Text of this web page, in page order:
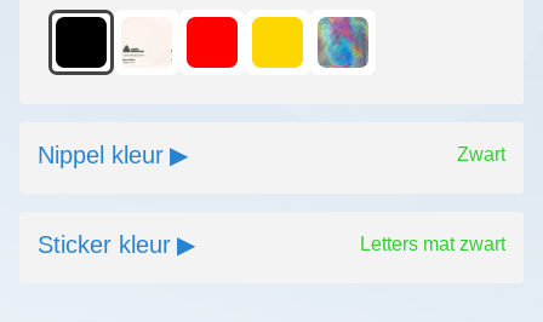
Nippel kleur Zwart
Sticker kleur Letters mat zwart